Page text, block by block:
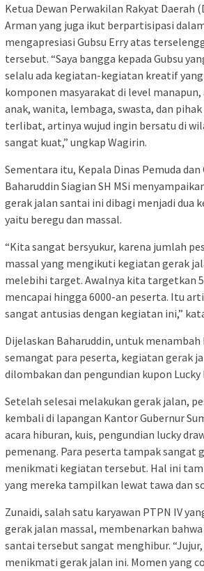
Ketua Dewan Perwakilan Rakyat Daerah
Arman yang juga ikut berpartisipasi
mengapresiasi Gubsu Erry atas
tersebut. “Saya bangga kepada Gubsu
selalu ada kegiatan-kegiatan kreatif
komponen masyarakat di level manapun,
anak, wanita, lembaga, swasta, dan
terlibat, artinya wujud ingin bersatu di
sangat kuat,” ungkap Wagirin.
Sementara itu, Kepala Dinas Pemuda dan
Baharuddin Siagian SH MSi
gerak jalan santai ini dibagi menjadi dua
yaitu beregu dan massal.
“Kita sangat bersyukur, karena jumlah
massal yang mengikuti kegiatan gerak
melebihi target. Awalnya kita targetkan
mencapai hingga 6000-an peserta. Itu
sangat antusias dengan kegiatan ini,”
Dijelaskan Baharuddin, untuk menambah
semangat para peserta, kegiatan gerak
dilombakan dan pengundian kupon Lucky
Setelah selesai melakukan gerak jalan,
kembali di lapangan Kantor Gubernur
acara hiburan, kuis, pengundian lucky
pemenang. Para peserta tampak sangat
menikmati kegiatan tersebut. Hal ini
yang mereka tampilkan lewat tawa dan
Zunaidi, salah satu karyawan PTPN IV
gerak jalan massal, membenarkan
santai tersebut sangat menghibur.
menikmati gerak jalan ini. Momen yang